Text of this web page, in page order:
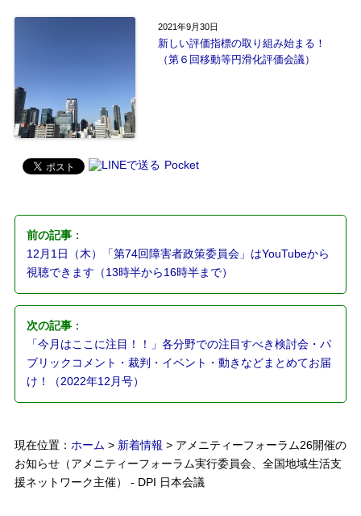
2021年9月30日
新しい評価指標の取り組み始まる！
（第６回移動等円滑化評価会議）
Pocket
前の記事：
12月1日（木）「第74回障害者政策委員会」はYouTubeから
視聴できます（13時半から16時半まで）
次の記事：
「今月はここに注目！！」各分野での注目すべき検討会・パ
ブリックコメント・裁判・イベント・動きなどまとめてお届
け！（2022年12月号）
現在位置： ホーム > 新着情報 > アメニティーフォーラム26開催の
お知らせ（アメニティーフォーラム実行委員会、全国地域生活支
援ネットワーク主催） - DPI 日本会議